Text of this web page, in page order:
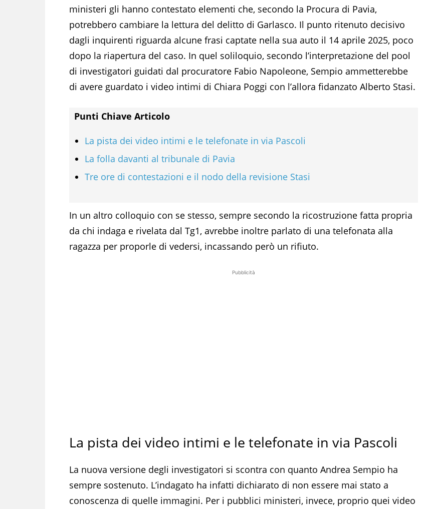
ministeri gli hanno contestato elementi che, secondo la Procura di Pavia,
potrebbero cambiare la lettura del delitto di Garlasco. Il punto ritenuto decisivo
dagli inquirenti riguarda alcune frasi captate nella sua auto il 14 aprile 2025, poco
dopo la riapertura del caso. In quel soliloquio, secondo l’interpretazione del pool
di investigatori guidati dal procuratore Fabio Napoleone, Sempio ammetterebbe
di avere guardato i video intimi di Chiara Poggi con l’allora fidanzato Alberto Stasi.
Punti Chiave Articolo
La pista dei video intimi e le telefonate in via Pascoli
La folla davanti al tribunale di Pavia
Tre ore di contestazioni e il nodo della revisione Stasi
In un altro colloquio con se stesso, sempre secondo la ricostruzione fatta propria
da chi indaga e rivelata dal Tg1, avrebbe inoltre parlato di una telefonata alla
ragazza per proporle di vedersi, incassando però un rifiuto.
Pubblicità
La pista dei video intimi e le telefonate in via Pascoli
La nuova versione degli investigatori si scontra con quanto Andrea Sempio ha
sempre sostenuto. L’indagato ha infatti dichiarato di non essere mai stato a
conoscenza di quelle immagini. Per i pubblici ministeri, invece, proprio quei video